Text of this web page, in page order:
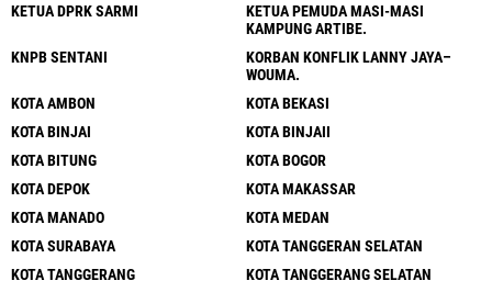
KETUA DPRK SARMI
KETUA PEMUDA MASI-MASI
KAMPUNG ARTIBE.
KNPB SENTANI
KORBAN KONFLIK LANNY JAYA–
WOUMA.
KOTA AMBON
KOTA BEKASI
KOTA BINJAI
KOTA BINJAII
KOTA BITUNG
KOTA BOGOR
KOTA DEPOK
KOTA MAKASSAR
KOTA MANADO
KOTA MEDAN
KOTA SURABAYA
KOTA TANGGERAN SELATAN
KOTA TANGGERANG
KOTA TANGGERANG SELATAN